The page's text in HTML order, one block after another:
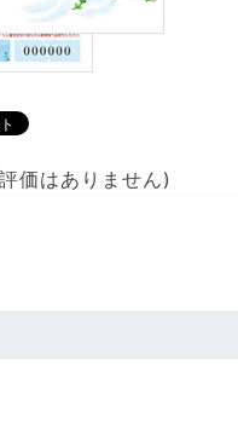
価はありません)